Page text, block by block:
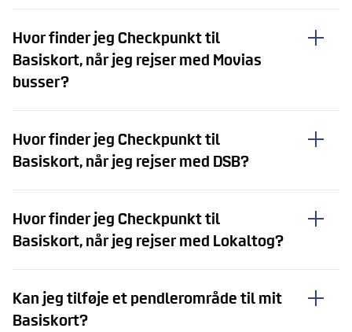
Hvor finder jeg Checkpunkt til
Basiskort, når jeg rejser med Movias
busser?
Hvor finder jeg Checkpunkt til
Basiskort, når jeg rejser med DSB?
Hvor finder jeg Checkpunkt til
Basiskort, når jeg rejser med Lokaltog?
Kan jeg tilføje et pendlerområde til mit
Basiskort?